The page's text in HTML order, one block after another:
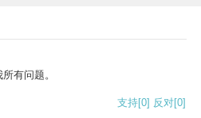
有问题。
支持[0] 反对[0]